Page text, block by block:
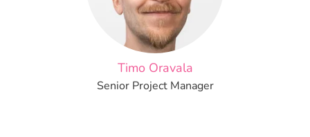
Timo Oravala
Senior Project Manager